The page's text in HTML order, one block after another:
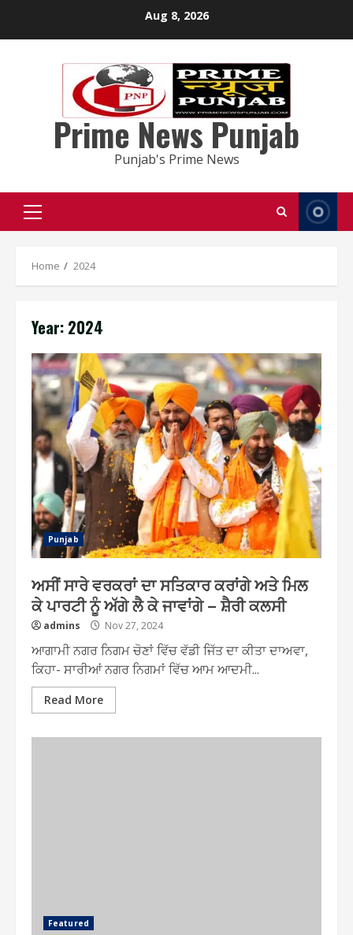
Aug 8, 2026
Prime News Punjab
Punjab's Prime News
Primary
Menu
Home 2024
Year: 2024
Punjab
ਅਸੀਂ ਸਾਰੇ ਵਰਕਰਾਂ ਦਾ ਸਤਿਕਾਰ ਕਰਾਂਗੇ ਅਤੇ ਮਿਲ
ਕੇ ਪਾਰਟੀ ਨੂੰ ਅੱਗੇ ਲੈ ਕੇ ਜਾਵਾਂਗੇ – ਸ਼ੈਰੀ ਕਲਸੀ
admins Nov 27, 2024
ਆਗਾਮੀ ਨਗਰ ਨਿਗਮ ਚੋਣਾਂ ਵਿੱਚ ਵੱਡੀ ਜਿੱਤ ਦਾ ਕੀਤਾ ਦਾਅਵਾ,
ਕਿਹਾ- ਸਾਰੀਆਂ ਨਗਰ ਨਿਗਮਾਂ ਵਿੱਚ ਆਮ ਆਦਮੀ...
Read More
Featured